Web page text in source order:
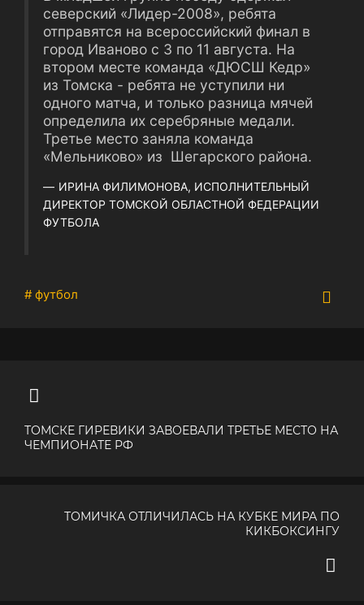
северский «Лидер-2008», ребята
отправятся на всероссийский финал в
город Иваново с 3 по 11 августа. На
втором месте команда «ДЮСШ Кедр»
из Томска - ребята не уступили ни
одного матча, и только разница мячей
определила их серебряные медали.
Третье место заняла команда
«Мельниково» из Шегарского района.
ИРИНА ФИЛИМОНОВА, ИСПОЛНИТЕЛЬНЫЙ
ДИРЕКТОР ТОМСКОЙ ОБЛАСТНОЙ ФЕДЕРАЦИИ
ФУТБОЛА
# футбол
ТОМСКЕ ГИРЕВИКИ ЗАВОЕВАЛИ ТРЕТЬЕ МЕСТО НА
ЧЕМПИОНАТЕ РФ
ТОМИЧКА ОТЛИЧИЛАСЬ НА КУБКЕ МИРА ПО
КИКБОКСИНГУ